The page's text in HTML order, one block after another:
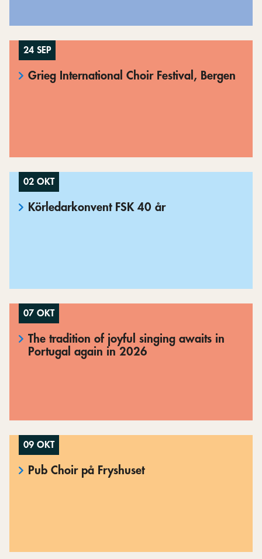
24 SEP
Grieg International Choir Festival, Bergen
02 OKT
Körledarkonvent FSK 40 år
07 OKT
The tradition of joyful singing awaits in
Portugal again in 2026
09 OKT
Pub Choir på Fryshuset